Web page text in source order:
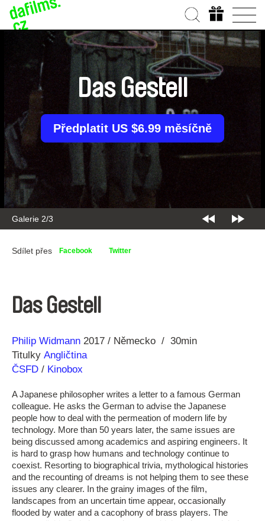
Galerie 2/3
Das Gestell
Předplatit US $6.99 měsíčně
Sdílet přes Facebook Twitter
Das Gestell
Režie
Philip Widmann
Rok 2017 Německo
30min
Titulky Angličtina
ČSFD / Kinobox
A Japanese philosopher writes a letter to a famous German
colleague. He asks the German to advise the Japanese
people how to deal with the permeation of modern life by
technology. More than 50 years later, the same issues are
being discussed among academics and aspiring engineers. It
is hard to grasp how humans and technology continue to
coexist. Resorting to biographical trivia, mythological histories
and the recounting of dreams is not helping them to see these
issues any clearer. In the grainy images of the film,
landscapes from an uncertain time appear, occasionally
flooded by water and a cacophony of brass players. The